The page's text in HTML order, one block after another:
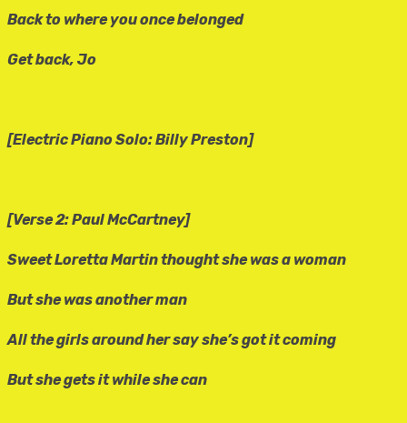
Back to where you once belonged
Get back, Jo
[Electric Piano Solo: Billy Preston]
[Verse 2: Paul McCartney]
Sweet Loretta Martin thought she was a woman
But she was another man
All the girls around her say she’s got it coming
But she gets it while she can